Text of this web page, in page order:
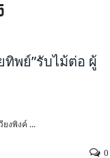
ทิพย์”รับไม้ต่อ ผู้
ยงพิงค์ ...
0